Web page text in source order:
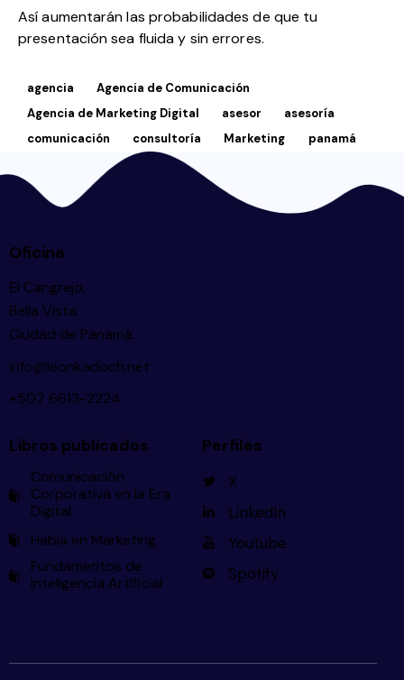
Así aumentarán las probabilidades de que tu
presentación sea fluida y sin errores.
agencia
Agencia de Comunicación
Agencia de Marketing Digital
asesor
asesoría
comunicación
consultoría Marketing panamá
Oficina
El Cangrejo,
Bella Vista.
Ciudad de Panamá.
info@leonkadoch.net
+507 6613-2224
Libros publicados
Comunicación
Corporativa en la Era
Digital
Habla en Marketing
Fundamentos de
Inteligencia Artificial
Perfiles
X
LinkedIn
Youtube
Spotify